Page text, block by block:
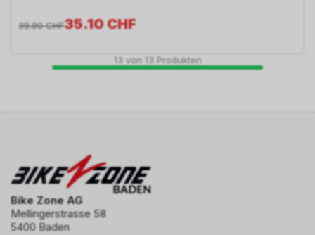
35.10CHF
39.90 CHF
13 von 13 Produkten
Bike Zone AG
Mellingerstrasse 58
5400 Baden